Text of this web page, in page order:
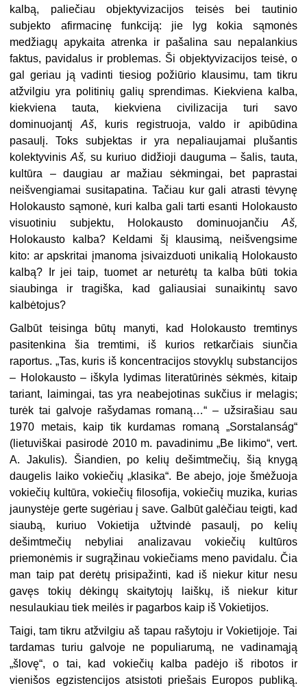
kalbą, paliečiau objektyvizacijos teisės bei tautinio
subjekto afirmacinę funkciją: jie lyg kokia sąmo­nės
medžiagų apykaita atrenka ir pašalina sau nepalankius
faktus, pavidalus ir problemas. Ši objektyvizacijos teisė, o
gal geriau ją vadinti tiesiog požiūrio klau­simu, tam tikru
atžvilgiu yra politinių galių sprendimas. Kiekviena kalba,
kiek­viena tauta, kiekviena civilizacija turi savo
dominuojantį Aš, kuris registruoja, valdo ir apibūdina
pasaulį. Toks subjektas ir yra nepaliaujamai plušantis
kolek­tyvinis Aš, su kuriuo didžioji dauguma – šalis, tauta,
kultūra – daugiau ar mažiau sėkmingai, bet paprastai
neišvengiamai susitapatina. Tačiau kur gali atrasti tėvynę
Holokausto sąmonė, kuri kalba gali tarti esanti Holokausto
visuo­tiniu subjektu, Holokausto dominuojančiu Aš,
Holokausto kalba? Keldami šį klausimą, neišvengsime
kito: ar apskritai įmanoma įsivaizduoti unikalią Holo­kausto
kalbą? Ir jei taip, tuomet ar neturėtų ta kalba būti tokia
siaubinga ir tra­giška, kad galiausiai sunaikintų savo
kalbėtojus?
Galbūt teisinga būtų manyti, kad Holokausto tremtinys
pasitenkina šia tremtimi, iš kurios retkarčiais siunčia
raportus. „Tas, kuris iš koncentracijos sto­vyklų substancijos
– Holokausto – iškyla lydimas literatūrinės sėkmės, kitaip
tariant, laimingai, tas yra neabejotinas sukčius ir melagis;
turėk tai galvoje rašy­damas romaną…“ – užsirašiau sau
1970 metais, kaip tik kurdamas romaną „Sorstalanság“
(lietuviškai pasirodė 2010 m. pavadinimu „Be likimo“, vert.
A. Ja­kulis). Šiandien, po kelių dešimtmečių, šią knygą
daugelis laiko vokiečių „klasi­ka“. Be abejo, joje šmėžuoja
vokiečių kultūra, vokiečių filosofija, vokiečių muzika, kurias
jaunystėje gerte sugėriau į save. Galbūt galėčiau teigti, kad
siaubą, ku­riuo Vokietija užtvindė pasaulį, po kelių
dešimtmečių nebyliai analizavau vo­kiečių kultūros
priemonėmis ir sugrąžinau vokiečiams meno pavidalu. Čia
man taip pat derėtų prisipažinti, kad iš niekur kitur nesu
gavęs tokių dėkingų skaity­tojų laiškų, iš niekur kitur
nesulaukiau tiek meilės ir pagarbos kaip iš Vokietijos.
Taigi, tam tikru atžvilgiu aš tapau rašytoju ir Vokietijoje. Tai
tardamas turiu galvoje ne populiarumą, ne vadinamąją
„šlovę“, o tai, kad vokiečių kalba padėjo iš ribotos ir
vienišos egzistencijos atsistoti priešais Europos publiką.